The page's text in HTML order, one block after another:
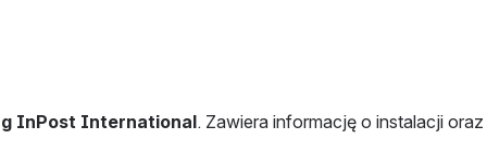
InPost International. Zawiera informację o instalacji oraz